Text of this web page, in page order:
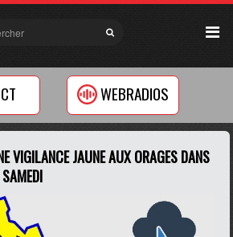
WEBRADIOS
VIGILANCE JAUNE AUX ORAGES DANS